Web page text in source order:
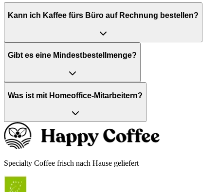
Kann ich Kaffee fürs Büro auf Rechnung bestellen?
Gibt es eine Mindestbestellmenge?
Was ist mit Homeoffice-Mitarbeitern?
Specialty Coffee frisch nach Hause geliefert